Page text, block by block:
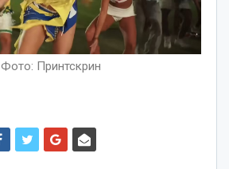
Фото: Принтскрин